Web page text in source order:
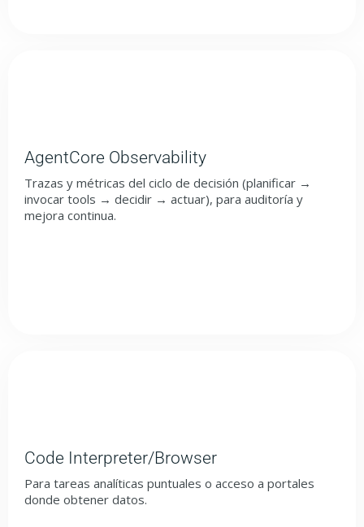
AgentCore Observability
Trazas y métricas del ciclo de decisión (planificar →
invocar tools → decidir → actuar), para auditoría y
mejora continua.
Code Interpreter/Browser
Para tareas analíticas puntuales o acceso a portales
donde obtener datos.